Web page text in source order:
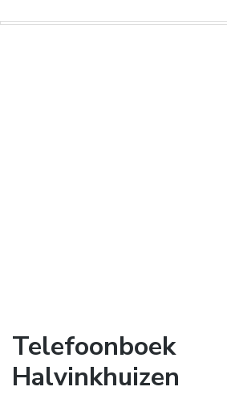
Telefoonboek
Halvinkhuizen